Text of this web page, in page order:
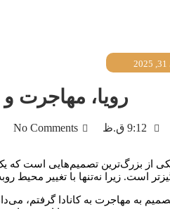
رویا، مهاجرت
9:12 ق.ظ No Comments
از بزرگ‌ترین تصمیم‌هایی است که
است. زیرا نه‌تنها با تغییر محیط
به مهاجرت به کانادا گرفتم،